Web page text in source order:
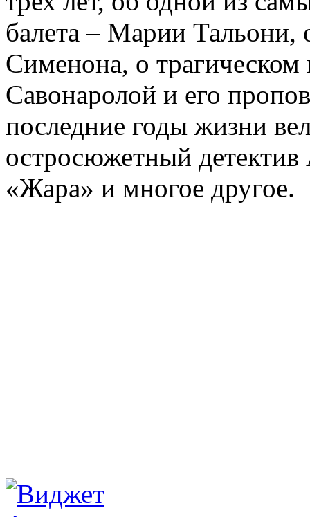
балета – Марии
Сименона, о трагическом
Савонаролой и его
последние годы жизни
остросюжетный детектив
«Жара» и многое другое.